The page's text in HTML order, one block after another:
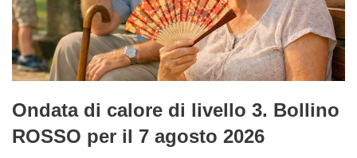
Ondata di calore di livello 3. Bollino
ROSSO per il 7 agosto 2026